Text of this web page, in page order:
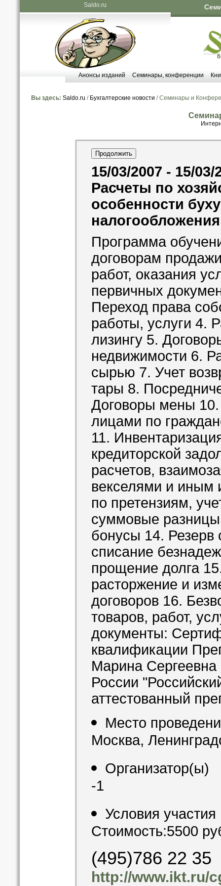
Saldo.ru
Анонсы изданий Семинары, конференции
Вы здесь: Saldo.ru / Бухгалтерские новости / Семинары и
15/03/2007 - 15/03/
Расчеты по
особенности
налогообложения
Программа
договорам
работ, оказания
первичных
Переход права
работы, услуги 4.
лизингу 5.
недвижимости 6.
сырью 7. Учет
тары 8.
Договоры мены
лицами по
11.
кредиторской
расчетов,
векселями и иным
по претензиям,
суммовые
бонусы 14. Резерв
списание
прощение долга
расторжение и
договоров 16.
товаров, работ,
документы:
квалификации
Марина
России
аттестованный
Место
Москва,
Организатор(ы)
-1
Условия
Стоимость:5500
(495)786 22 35
http://www.ikt.ru/